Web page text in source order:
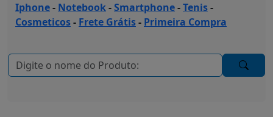
Iphone- Notebook-Smartphone-Tenis-
Cosmeticos- Frete Grátis- Primeira Compra